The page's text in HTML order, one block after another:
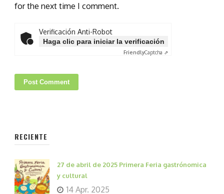
for the next time I comment.
Verificación Anti-Robot
Haga clic para iniciar la verificación
FriendlyCaptcha ⇗
RECIENTE
27 de abril de 2025 Primera Feria gastrónomica
y cultural
14 Apr. 2025